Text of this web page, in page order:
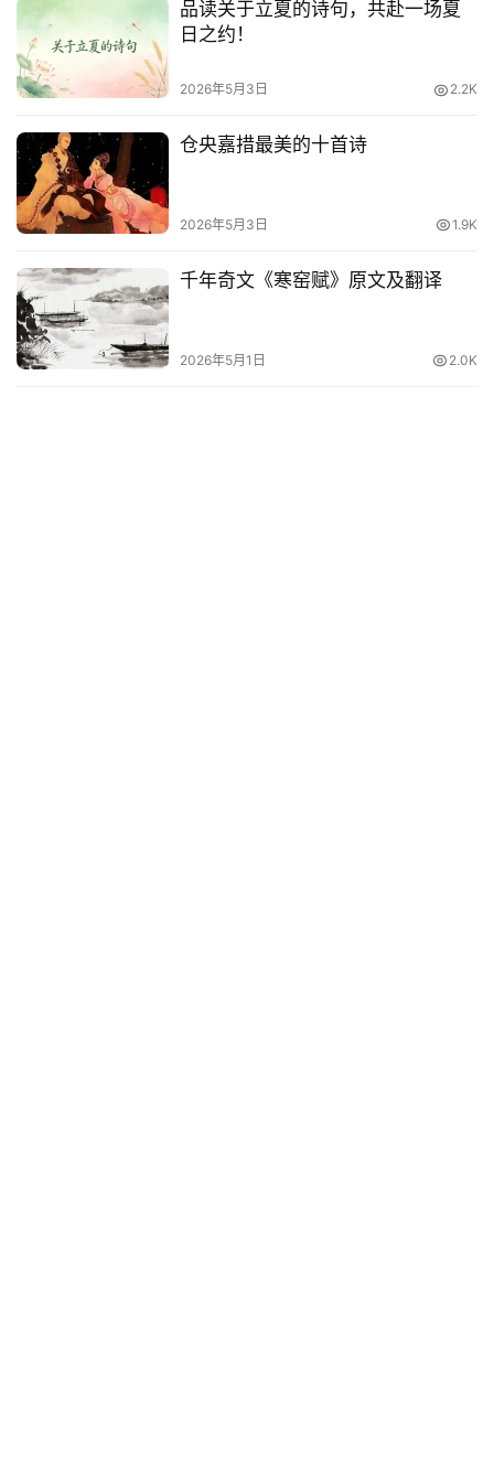
品读关于立夏的诗句，共赴一场夏
日之约！
2026年5月3日 2.2K
仓央嘉措最美的十首诗
2026年5月3日 1.9K
千年奇文《寒窑赋》原文及翻译
2026年5月1日 2.0K